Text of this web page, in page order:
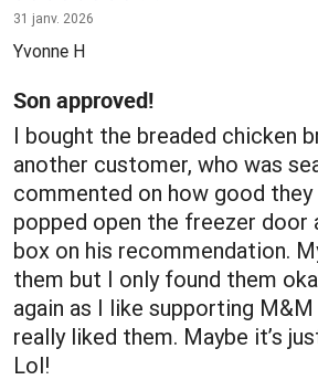
4 sur
5
31 janv. 2026
Yvonne H
Son approved!
I bought the breaded chicken
another customer, who was
commented on how good they
popped open the freezer door
box on his recommendation.
them but I only found them
again as I like supporting M&M
really liked them. Maybe it’s
Lol!